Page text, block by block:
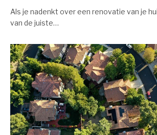
Als je nadenkt over een renovatie van je
van de juiste…